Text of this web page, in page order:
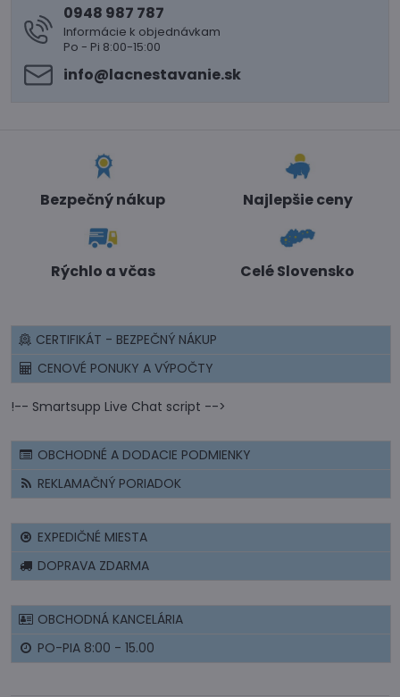
0948 987 787
Informácie k objednávkam
Po - Pi 8:00-15:00
info​@lacnestavanie​.sk
Bezpečný nákup Najlepšie ceny
Rýchlo a včas Celé Slovensko
CERTIFIKÁT - BEZPEČNÝ NÁKUP
CENOVÉ PONUKY A VÝPOČTY
!-- Smartsupp Live Chat script -->
OBCHODNÉ A DODACIE PODMIENKY
REKLAMAČNÝ PORIADOK
EXPEDIČNÉ MIESTA
DOPRAVA ZDARMA
OBCHODNÁ KANCELÁRIA
PO-PIA 8:00 - 15.00